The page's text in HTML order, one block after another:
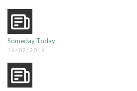
Someday Today
16/02/2016